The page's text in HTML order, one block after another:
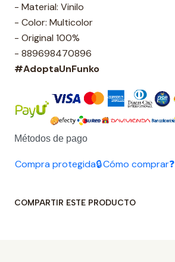
- Material: Vinilo
- Color: Multicolor
- Original 100%
- 889698470896
#AdoptaUnFunko
Métodos de pago
Compra protegida🔒Cómo comprar❓
COMPARTIR ESTE PRODUCTO